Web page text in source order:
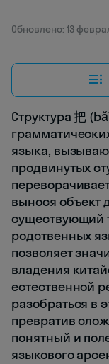
Обновлено: 13
Структура 把
языка,
продвинутых
вынося объект
существующий
родственных
позволяет
владения
естественной
разобраться в
превратив
понятный и
языкового